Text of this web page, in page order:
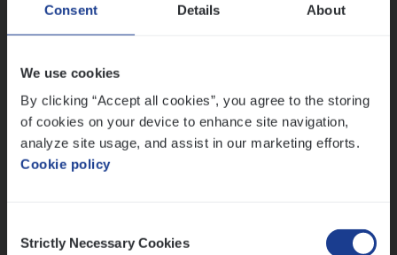
Consent Details About
We use cookies
By clicking “Accept all cookies”, you agree to the storing
of cookies on your device to enhance site navigation,
analyze site usage, and assist in our marketing efforts.
Cookie policy
Selection
Strictly Necessary Cookies
ITBusi­ness Analyst
IT, Change & Innovation
Antwerpen
Test Ana­lyst